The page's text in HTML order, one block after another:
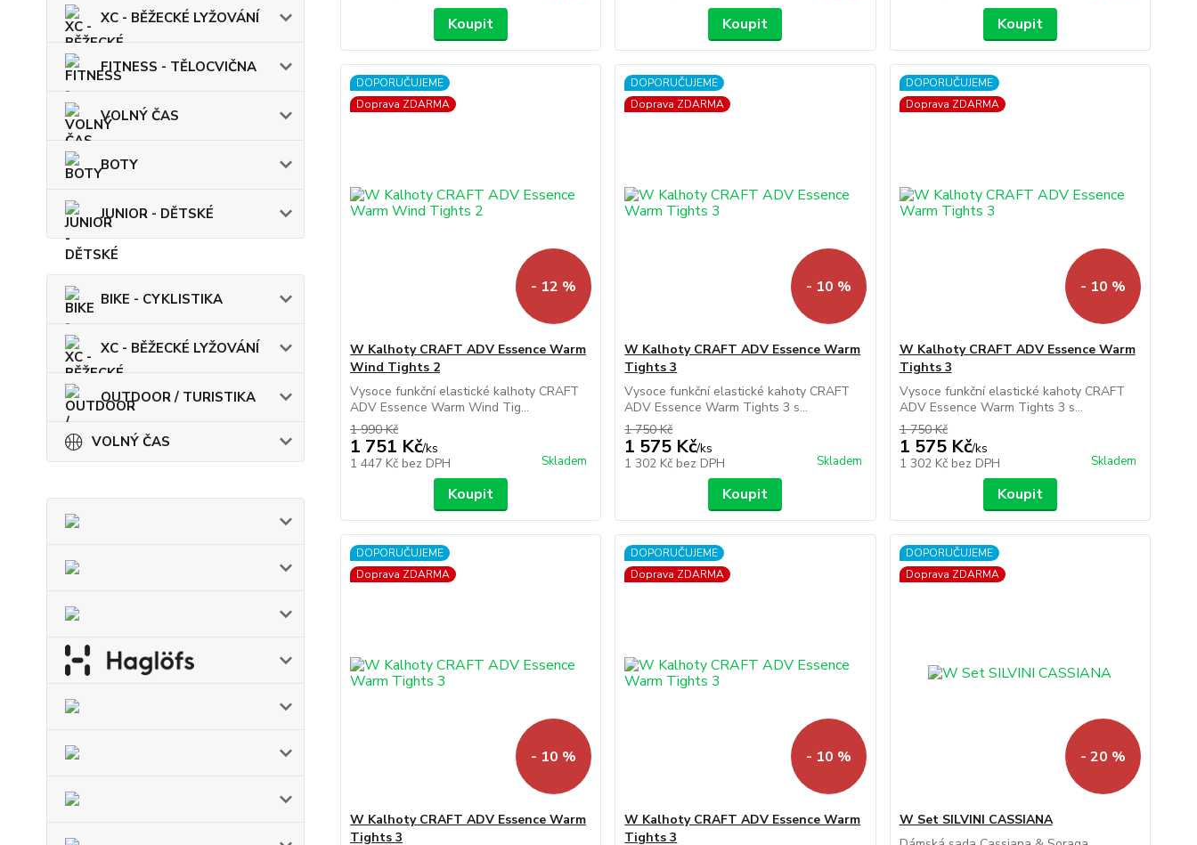
XC - BĚŽECKÉ LYŽOVÁNÍ
FITNESS - TĚLOCVIČNA
VOLNÝ ČAS
BOTY
JUNIOR - DĚTSKÉ
BIKE - CYKLISTIKA
XC - BĚŽECKÉ LYŽOVÁNÍ
OUTDOOR / TURISTIKA
VOLNÝ ČAS
Koupit Koupit Koupit
DOPORUČUJEME
Doprava ZDARMA
- 12 %
W Kalhoty CRAFT ADV Essence Warm
Wind Tights 2
Vysoce funkční elastické kalhoty CRAFT
ADV Essence Warm Wind Tig...
1 990 Kč
1 751 Kč/ks
1 447 Kč bez DPH Skladem
Koupit
DOPORUČUJEME
Doprava ZDARMA
- 10 %
W Kalhoty CRAFT ADV Essence Warm
Tights 3
Vysoce funkční elastické kahoty CRAFT
ADV Essence Warm Tights 3 s...
1 750 Kč
1 575 Kč/ks
1 302 Kč bez DPH Skladem
Koupit
DOPORUČUJEME
Doprava ZDARMA
- 10 %
W Kalhoty CRAFT ADV Essence Warm
Tights 3
Vysoce funkční elastické kahoty CRAFT
ADV Essence Warm Tights 3 s...
1 750 Kč
1 575 Kč/ks
1 302 Kč bez DPH Skladem
Koupit
DOPORUČUJEME
Doprava ZDARMA
- 10 %
W Kalhoty CRAFT ADV Essence Warm
Tights 3
DOPORUČUJEME
Doprava ZDARMA
- 10 %
W Kalhoty CRAFT ADV Essence Warm
Tights 3
DOPORUČUJEME
Doprava ZDARMA
- 20 %
W Set SILVINI CASSIANA